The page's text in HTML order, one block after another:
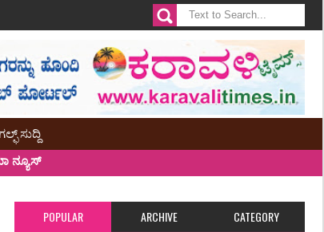
ಗಲ್ಫ್ ಸುದ್ದಿ
ನ್ಯೂಸ್
POPULAR ARCHIVE CATEGORY